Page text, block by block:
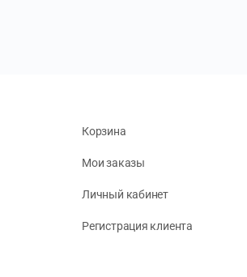
Корзина
Мои заказы
Личный кабинет
Регистрация клиента